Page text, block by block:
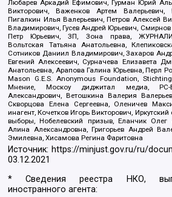
Любарев Аркадий Ефимович, Гурман Юрий
Викторович, Важенков Артем
Пигалкин Илья Валерьевич, Петров Алексей
Владимирович, Гусев Андрей Юрьевич, Смирнов
Петр Юрьевич, ЗП, Зона права,
Вольтская Татьяна Анатольевна,
Сотников Даниил Владимирович, Захаров
Евгений Алексеевич, Сурначева Елизавета
Анатольевна, Арапова Галина Юрьевна, Перл
Mason G.E.S. Anonymous Foundation,
Мнение, Москоу диджитал медиа, РС-
Александрович, Ветошкина Валерия
Скворцова Елена Сергеевна, Оленичев
инагент, Кочетков Игорь Викторович,
выборы, Нобелевский призыв, Еланчик Олег
Алина Александровна, Григорьев Андрей
Эмилевна, Хисамова Регина Фаритовна
Источник: https://minjust.gov.ru/ru/
03.12.2021
* Сведения реестра НКО,
иностранного агента: